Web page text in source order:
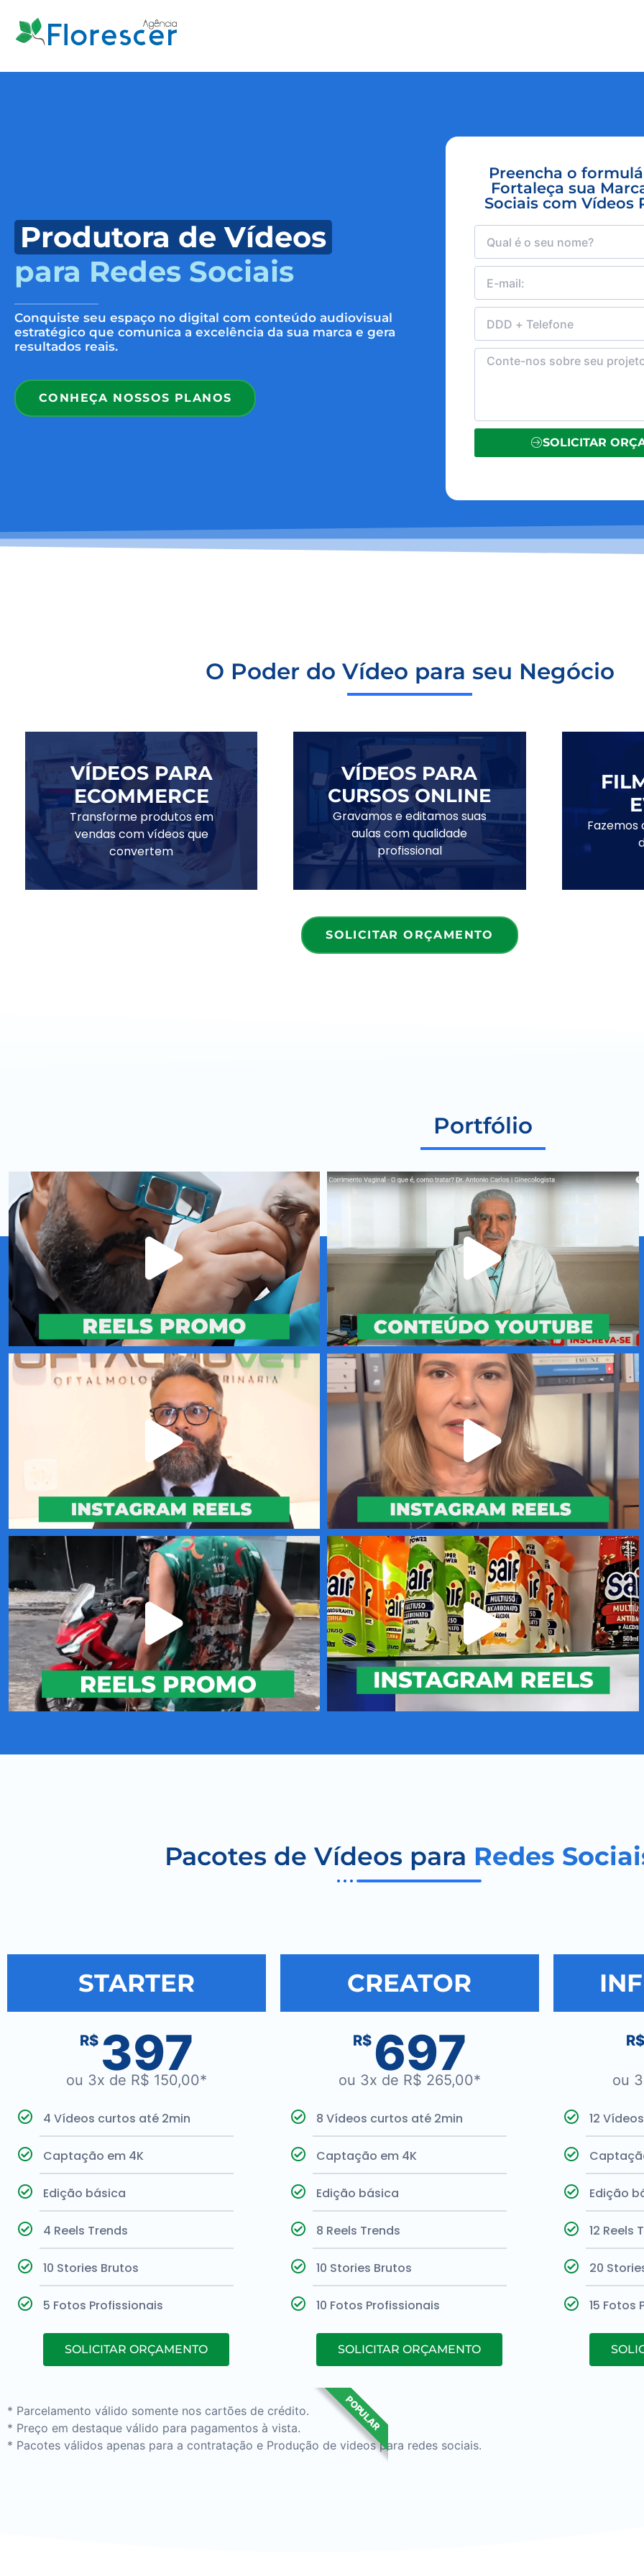
Produtora de Vídeos
para Redes Sociais
Conquiste seu espaço no digital com conteúdo audiovisual
estratégico que comunica a excelência da sua marca e gera
resultados reais.
CONHEÇA NOSSOS PLANOS
Preencha o
Fortaleça sua
Sociais com Vídeos
SOLICITAR
O Poder do Vídeo para seu Negócio
VÍDEOS PARA
ECOMMERCE
Transforme produtos em
vendas com vídeos que
convertem
VÍDEOS PARA
CURSOS ONLINE
Gravamos e editamos suas
aulas com qualidade
profissional
SOLICITAR ORÇAMENTO
Portfólio
Pacotes de Vídeos para Redes
STARTER
R$ 397
ou 3x de R$ 150,00*
4 Vídeos curtos até 2min
Captação em 4K
Edição básica
4 Reels Trends
10 Stories Brutos
5 Fotos Profissionais
SOLICITAR ORÇAMENTO
CREATOR
R$ 697
ou 3x de R$ 265,00*
8 Vídeos curtos até 2min
Captação em 4K
Edição básica
8 Reels Trends
10 Stories Brutos
10 Fotos Profissionais
SOLICITAR ORÇAMENTO
POPULAR
R$
ou
12
Edição
12 Reels
20
15 Fotos
* Parcelamento válido somente nos cartões de crédito.
* Preço em destaque válido para pagamentos à vista.
* Pacotes válidos apenas para a contratação e Produção de videos para redes sociais.